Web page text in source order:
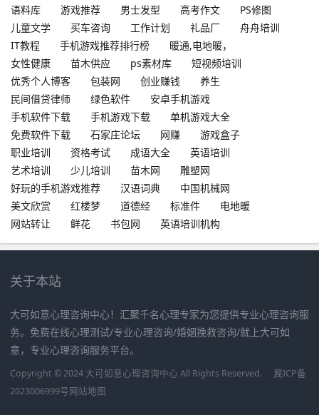
语料库
游戏推荐 男士发型 高考作文
PS修图
儿童文学
买车咨询 工作计划 礼品厂
舟舟培训
IT教程
手机游戏推荐排行榜
暖通,电地暖，
女性健康
苗木供应 ps素材库
短视频培训
优秀个人博客
包装网 创业赚钱
养生
民间借贷律师
绿色软件
安卓手机游戏
手机软件下载
手机游戏下载
单机游戏大全
免费软件下载
石家庄论坛 网赚
游戏盒子
职业培训
资格考试 成语大全
英语培训
艺术培训
少儿培训 苗木网
雕塑网
好玩的手机游戏推荐
汉语词典
中国机械网
美文欣赏
红楼梦 道德经 标准件
电地暖
网站转让
鲜花 书包网 英语培训机构
关于本站
大可如意心理咨询中心！汇聚千名心理专家为您提供专业心理咨询服
务。免费在线心理测试/专业心理咨询/婚姻挽救咨询/就上大可如
意，专业心理咨询服务平台。
Copyright © 2024 大可如意心理咨询中心 All Rights Reserved.
冀ICP备
2023006999号网站地图